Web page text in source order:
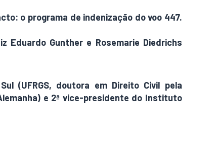
o programa de indenização do voo 447.
Eduardo Gunther e Rosemarie Diedrichs
(UFRGS, doutora em Direito Civil pela
e 2ª vice-presidente do Instituto